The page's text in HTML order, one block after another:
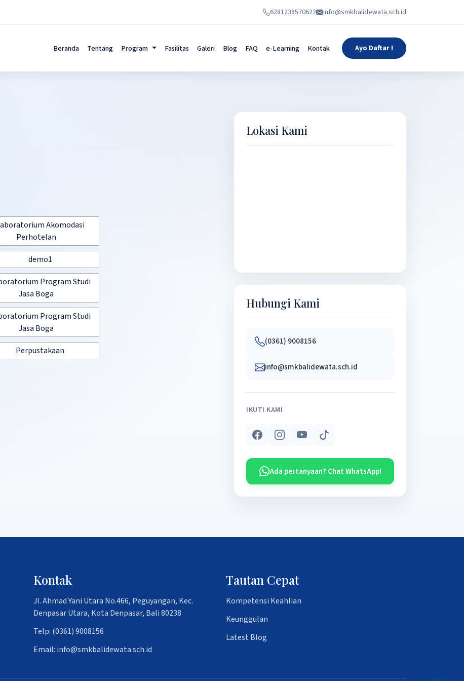
6281238570622 info@smkbalidewata.sch.id
Beranda Tentang Program Fasilitas Galeri Blog FAQ e-Learning Kontak Ayo Daftar !
Lokasi Kami
Hubungi Kami
(0361) 9008156
info@smkbalidewata.sch.id
IKUTI KAMI
Ada pertanyaan? Chat WhatsApp!
Kontak
Jl. Ahmad Yani Utara No.466, Peguyangan, Kec.
Denpasar Utara, Kota Denpasar, Bali 80238
Telp: (0361) 9008156
Email: info@smkbalidewata.sch.id
Tautan Cepat
Kompetensi Keahlian
Keunggulan
Latest Blog